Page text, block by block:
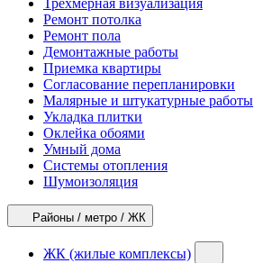
Трехмерная визуализация
Ремонт потолка
Ремонт пола
Демонтажные работы
Приемка квартиры
Согласование перепланировки
Малярные и штукатурные работы
Укладка плитки
Оклейка обоями
Умный дома
Системы отопления
Шумоизоляция
Районы / метро / ЖК
ЖК (жилые комплексы)